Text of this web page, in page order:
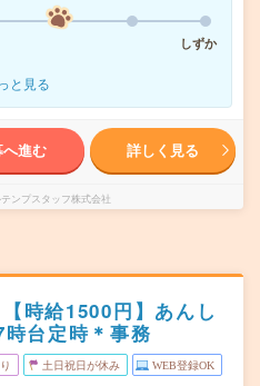
しずか
と見る
へ進む 詳しく見る
ンプスタッフ株式会社
時給1500円】あんし
台定時＊事務
土日祝日が休み WEB登録OK